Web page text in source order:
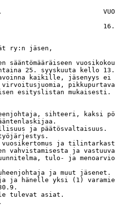
RY.
ry:n jäsen,
sääntömääräiseen
25. syyskuuta kello
kaikille, jäsenyys ei
esityslistan mukaisesti.
sihteeri, kaksi
ja päätösvaltaisuus.
työjärjestys.
ja
vahvistamisesta ja
tulo- ja
ja muut jäsenet.
ja hänelle yksi (1)
tulevat asiat.